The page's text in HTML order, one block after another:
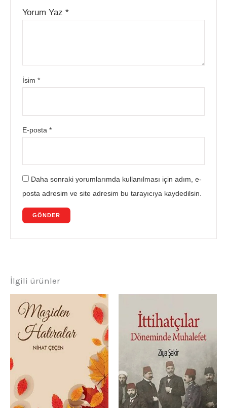
Yorum Yaz*
İsim*
E-posta*
Daha sonraki yorumlarımda kullanılması için adım, e-
posta adresim ve site adresim bu tarayıcıya kaydedilsin.
İlgili ürünler